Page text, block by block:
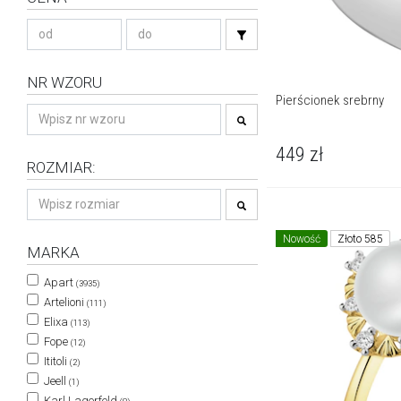
NR WZORU
ROZMIAR:
MARKA
Apart (3935)
Artelioni (111)
Elixa (113)
Fope (12)
Ititoli (2)
Jeell (1)
Pierścionek srebrny
449 zł
Nowość Złoto 585